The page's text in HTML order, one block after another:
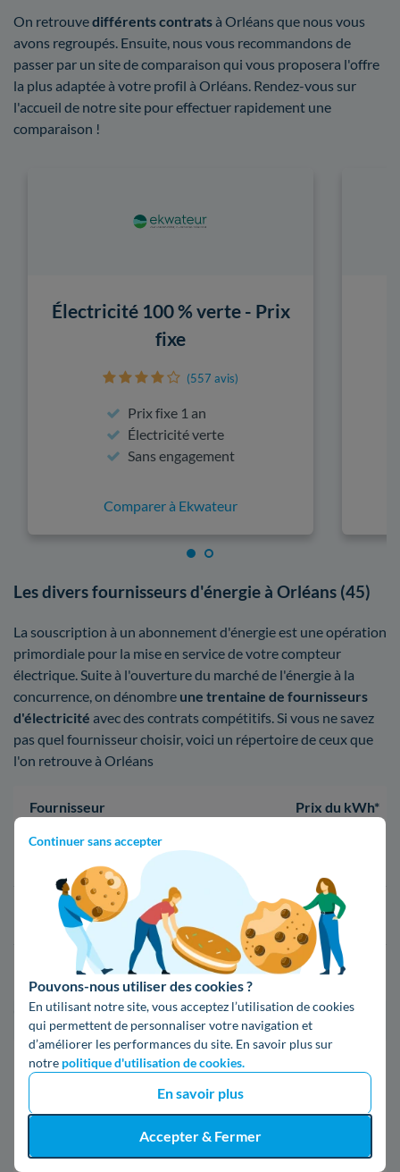
Continuer sans accepter
Pouvons-nous utiliser des cookies ?
En utilisant notre site, vous acceptez l’utilisation de cookies
qui permettent de personnaliser votre navigation et
d’améliorer les performances du site. En savoir plus sur
notre politique d'utilisation de cookies.
En savoir plus
Accepter & Fermer
On retrouvedifférents contratsà Orléans que nous vous
avons regroupés. Ensuite, nous vous recommandons de
passer par un site de comparaison qui vous proposera l'offre
la plus adaptée à votre profil à Orléans. Rendez-vous sur
l'accueil de notre site pour effectuer rapidement une
comparaison !
Électricité 100 % verte - Prix
fixe
(557 avis)
Prix fixe 1 an
Électricité verte
Sans engagement
Comparer à Ekwateur
Les divers fournisseurs d'énergie à Orléans (45)
La souscription à un abonnement d'énergie est une opération
primordiale pour la mise en service de votre compteur
électrique. Suite à l'ouverture du marché de l'énergie à la
concurrence, on dénombre une trentaine de fournisseurs
d'électricité avec des contrats compétitifs. Si vous ne savez
pas quel fournisseur choisir, voici un répertoire de ceux que
l'on retrouve à Orléans
Fournisseur Prix du kWh*
16,400000000000002 c€/kWh
17,83 c€/kWh
*Prix TTC pour un forfait base d’une puissance de 6 kVA
Infos / souscriptions
09 78 46 71 74